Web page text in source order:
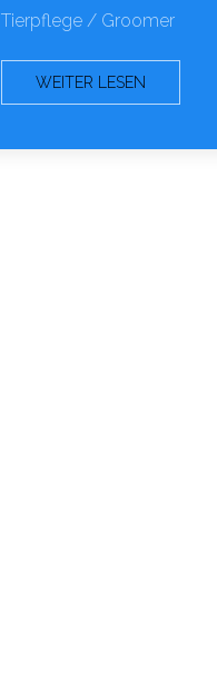
Tierpflege / Groomer
WEITER LESEN